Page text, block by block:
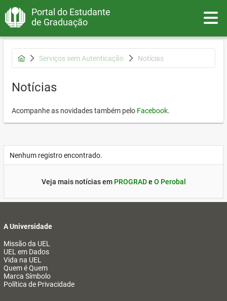
Portal do Estudante
de Graduação
Serviços sem Autenticação Notícias
Notícias
Acompanhe as novidades também pelo Facebook.
Nenhum registro encontrado.
Veja mais notícias em PROGRADe O Perobal
A Universidade
Missão da UEL
UEL em Dados
Vida na UEL
Quem é Quem
Marca Símbolo
Política de Privacidade